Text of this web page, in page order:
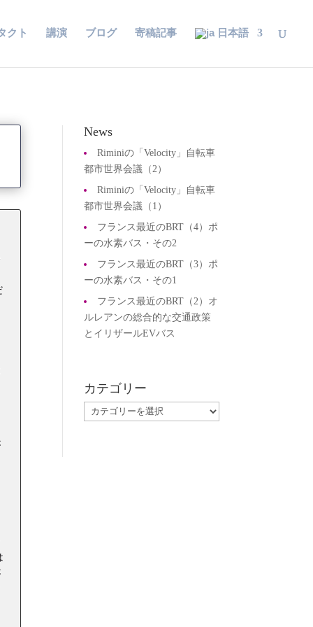
クト 講演 ブログ 寄稿記事 日本語
News
Riminiの「Velocity」自転車
都市世界会議（2）
Riminiの「Velocity」自転車
都市世界会議（1）
フランス最近のBRT（4）ポ
ーの水素バス・その2
フランス最近のBRT（3）ポ
ーの水素バス・その1
フランス最近のBRT（2）オ
ルレアンの総合的な交通政策
とイリザールEVバス
カテゴリー
カ